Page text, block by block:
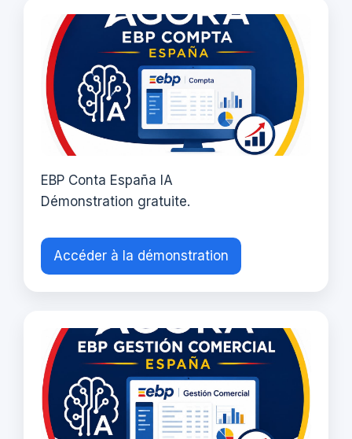
EBP Conta España IA
Démonstration gratuite.
Accéder à la démonstration